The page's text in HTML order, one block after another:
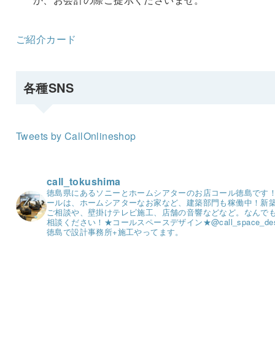
ご紹介カード
各種SNS
Tweets by CallOnlineshop
call_tokushima
徳島県にあるソニーとホームシアターのお店コール徳島です
ールは、ホームシアターなお家など、建築部門も稼働中！ 新
ご相談や、壁掛けテレビ施工、店舗の音響などなど。 なんで
相談ください！ ★コールスペースデザイン★
徳島で設計事務所+施工やってます。